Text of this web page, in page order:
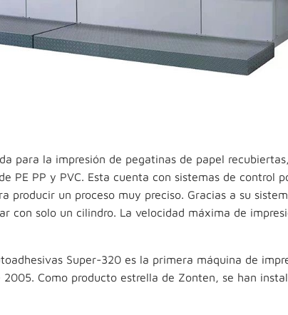
para la impresión de pegatinas de papel
PE PP y PVC. Esta cuenta con sistemas de control
producir un proceso muy preciso. Gracias a su
con solo un cilindro. La velocidad máxima de
Super-320 es la primera máquina de
2005. Como producto estrella de Zonten, se han